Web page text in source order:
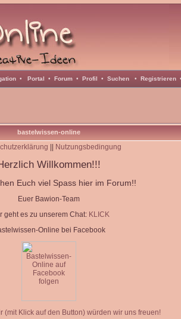
• Portal • Forum• Profil • Suchen• Registrieren
bastelwissen-online
Nutzungsbedingung
Willkommen!!!
Euch viel Spass hier im Forum!!
Euer Bawion-Team
geht es zu unserem Chat: KLICK
Online bei Facebook
(mit Klick auf den Button) würden wir uns freuen!